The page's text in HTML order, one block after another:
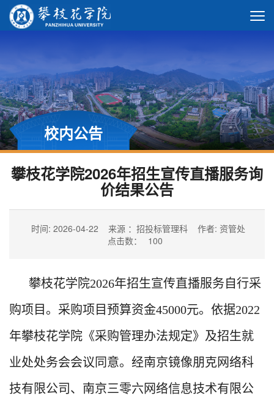
校内公告
攀枝花学院2026年招生宣传直播服务询
价结果公告
时间: 2026-04-22 来源 ：招投标管理科
作者: 资管处
点击数：
100
攀枝花学院2026年招生宣传直播服务 自行采
购项目。采购项目预算资金45000元。依据2022
年攀枝花学院《采购管理办法规定》及招生就
业处处务会会议同意。经南京镜像朋克网络科
技有限公司、 南京三零六网络信息技术有限公